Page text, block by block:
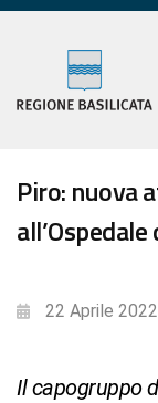
Piro: nuova
22 Aprile 2022
Il capogruppo